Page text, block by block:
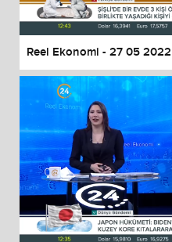
Reel Ekonomi - 27 05 2022